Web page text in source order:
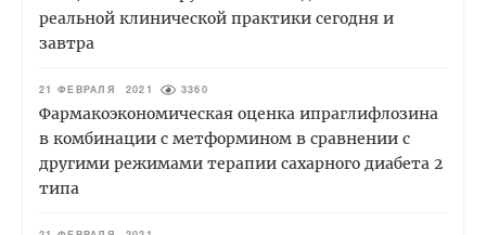
реальной клинической практики сегодня и
завтра
21 ФЕВРАЛЯ 2021 3360
Фармакоэкономическая оценка ипраглифлозина
в комбинации с метформином в сравнении с
другими режимами терапии сахарного диабета 2
типа